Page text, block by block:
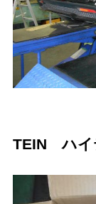
TEIN ハイ